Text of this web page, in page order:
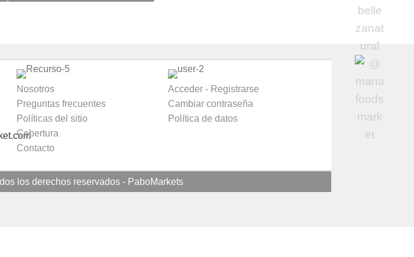
Nosotros
Preguntas frecuentes
Políticas del sitio
Cobertura
Contacto
Acceder - Registrarse
Cambiar contraseña
Política de datos
los derechos reservados - PaboMarkets